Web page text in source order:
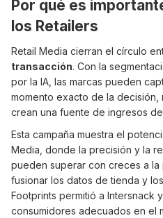
Por qué es
los Retailers
Retail Media cierran el círculo
transacción. Con la
por la IA, las marcas pueden
momento exacto de la decisión,
crean una fuente de ingresos
Esta campaña muestra el
Media, donde la precisión y la
pueden superar con creces a la
fusionar los datos de tienda y
Footprints permitió a Intersnack
consumidores adecuados en el